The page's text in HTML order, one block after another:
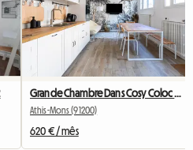
Athis-Mons (91200)
620 € / mês